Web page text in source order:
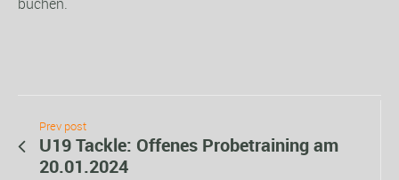
Prev post
U19 Tackle: Offenes Probetraining am
20.01.2024